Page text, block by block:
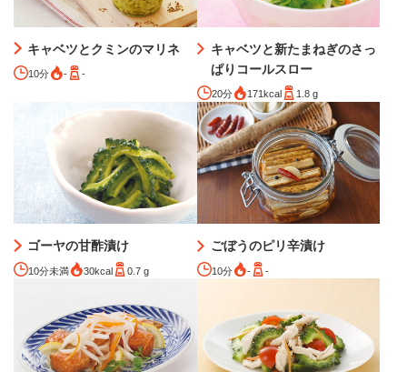
キャベツとクミンのマリネ
10分 - -
キャベツと新たまねぎのさっ
ぱりコールスロー
20分 171kcal 1.8 g
ゴーヤの甘酢漬け
10分未満 30kcal 0.7 g
ごぼうのピリ辛漬け
10分 - -